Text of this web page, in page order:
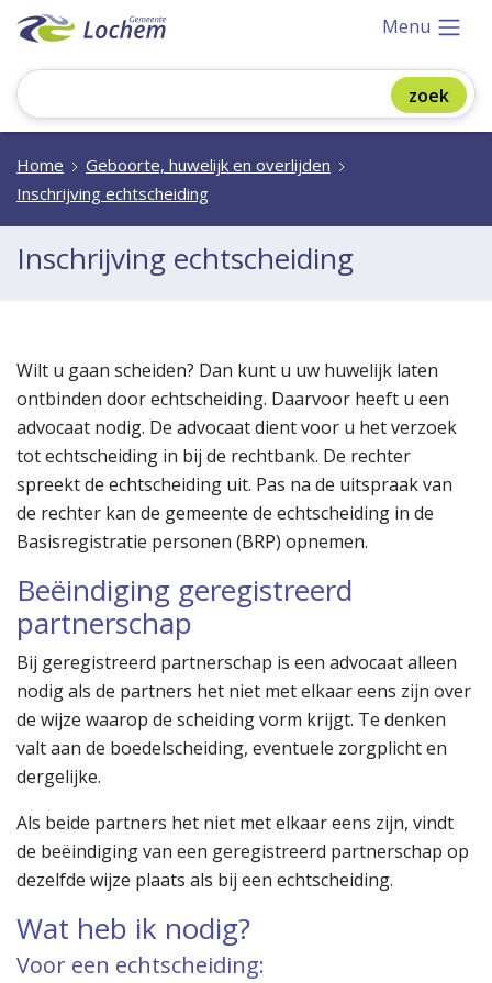
Menu
Home
Geboorte, huwelijk en overlijden
Inschrijving echtscheiding
Inschrijving echtscheiding
Wilt u gaan scheiden? Dan kunt u uw huwelijk laten
ontbinden door echtscheiding. Daarvoor heeft u een
advocaat nodig. De advocaat dient voor u het verzoek
tot echtscheiding in bij de rechtbank. De rechter
spreekt de echtscheiding uit. Pas na de uitspraak van
de rechter kan de gemeente de echtscheiding in de
Basisregistratie personen (BRP) opnemen.
Beëindiging geregistreerd
partnerschap
Bij geregistreerd partnerschap is een advocaat alleen
nodig als de partners het niet met elkaar eens zijn over
de wijze waarop de scheiding vorm krijgt. Te denken
valt aan de boedelscheiding, eventuele zorgplicht en
dergelijke.
Als beide partners het niet met elkaar eens zijn, vindt
de beëindiging van een geregistreerd partnerschap op
dezelfde wijze plaats als bij een echtscheiding.
Wat heb ik nodig?
Voor een echtscheiding: